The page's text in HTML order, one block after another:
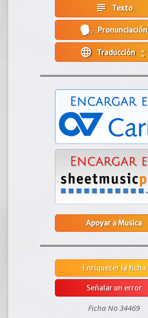
subject Texto
Pronunciación
language unfold_more
Apoyar a Musica
Enriquecer la ficha
Señalar un error
Ficha No 34469